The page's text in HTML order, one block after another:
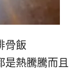
骨飯
是熱騰騰而且